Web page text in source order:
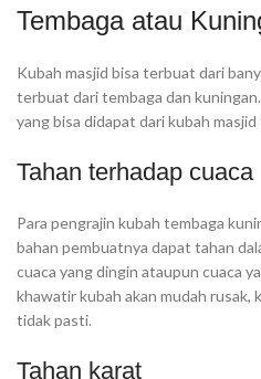
Tembaga atau
Kubah masjid bisa terbuat dari
terbuat dari tembaga dan
yang bisa didapat dari kubah
Tahan terhadap cuaca
Para pengrajin kubah tembaga
bahan pembuatnya dapat tahan
cuaca yang dingin ataupun cuaca
khawatir kubah akan mudah rusak,
tidak pasti.
Tahan karat